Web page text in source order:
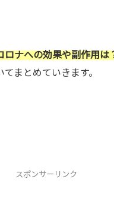
ロナへの効果や副作用は
てまとめていきます。
スポンサーリンク